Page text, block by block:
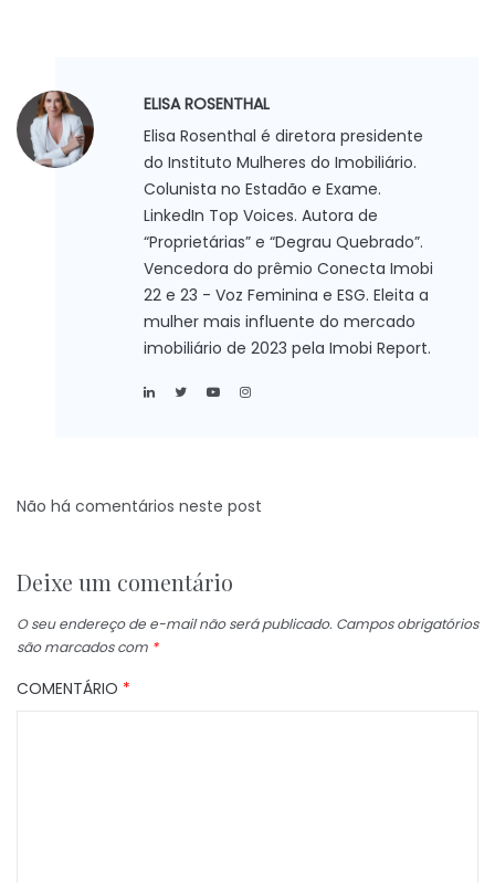
ELISA ROSENTHAL
Elisa Rosenthal é diretora presidente
do Instituto Mulheres do Imobiliário.
Colunista no Estadão e Exame.
LinkedIn Top Voices. Autora de
“Proprietárias” e “Degrau Quebrado”.
Vencedora do prêmio Conecta Imobi
22 e 23 - Voz Feminina e ESG. Eleita a
mulher mais influente do mercado
imobiliário de 2023 pela Imobi Report.
Não há comentários neste post
Deixe um comentário
O seu endereço de e-mail não será publicado. Campos obrigatórios
são marcados com *
COMENTÁRIO *